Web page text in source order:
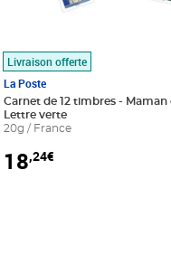
au panier
Livraison offerte
La Poste
Carnet de 12 timbres - Maman
Lettre verte
20g / France
18,24€